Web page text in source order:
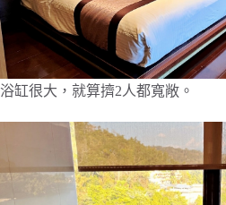
浴缸很大，就算擠2人都寬敞。